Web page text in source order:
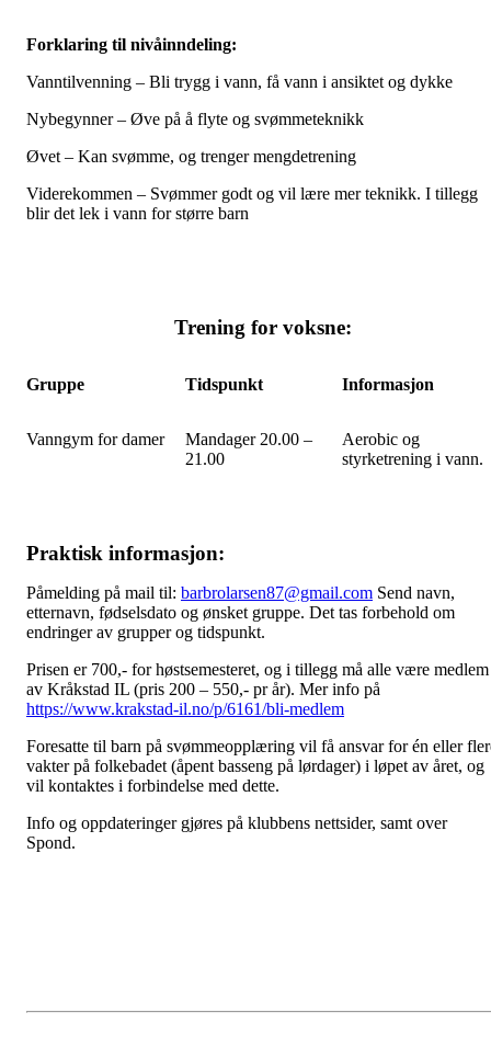
Forklaring til nivåinndeling:
Vanntilvenning – Bli trygg i vann, få vann i ansiktet og dykke
Nybegynner – Øve på å flyte og svømmeteknikk
Øvet – Kan svømme, og trenger mengdetrening
Viderekommen – Svømmer godt og vil lære mer teknikk. I tillegg
blir det lek i vann for større barn
Trening for voksne:
Gruppe Tidspunkt Informasjon
Vanngym for damer
Mandager 20.00 –
21.00
Aerobic og
styrketrening i vann.
Praktisk informasjon:
Påmelding på mail til: barbrolarsen87@gmail.com Send navn,
etternavn, fødselsdato og ønsket gruppe. Det tas forbehold om
endringer av grupper og tidspunkt.
Prisen er 700,- for høstsemesteret, og i tillegg må alle være medlem
av Kråkstad IL (pris 200 – 550,- pr år). Mer info på
https://www.krakstad-il.no/p/6161/bli-medlem
Foresatte til barn på svømmeopplæring vil få ansvar for én eller
vakter på folkebadet (åpent basseng på lørdager) i løpet av året, og
vil kontaktes i forbindelse med dette.
Info og oppdateringer gjøres på klubbens nettsider, samt over
Spond.